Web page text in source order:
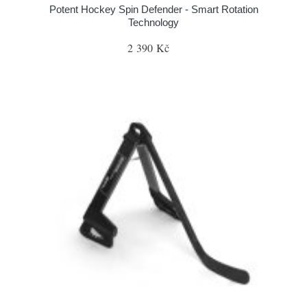
Potent Hockey Spin Defender - Smart Rotation
Technology
2 390 Kč